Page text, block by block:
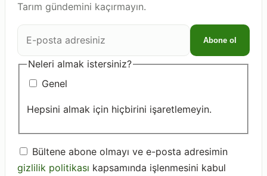
Tarım gündemini kaçırmayın.
E-
posta
adresiniz
Abone ol
Neleri almak istersiniz?
Genel
Hepsini almak için hiçbirini işaretlemeyin.
Bültene abone olmayı ve e-posta adresimin
gizlilik politikası kapsamında işlenmesini kabul